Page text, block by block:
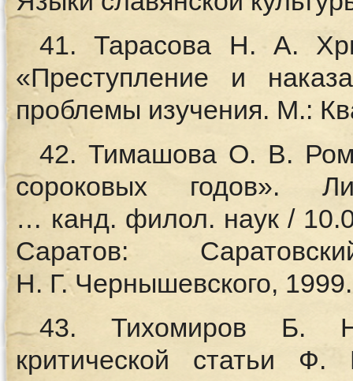
41. Тарасова Н. А.
«Преступление и
проблемы изучения. М.:
42. Тимашова О. В.
сороковых годов».
… канд. филол. наук /
Саратов:
Н. Г. Чернышевского,
43. Тихомиров Б.
критической статьи